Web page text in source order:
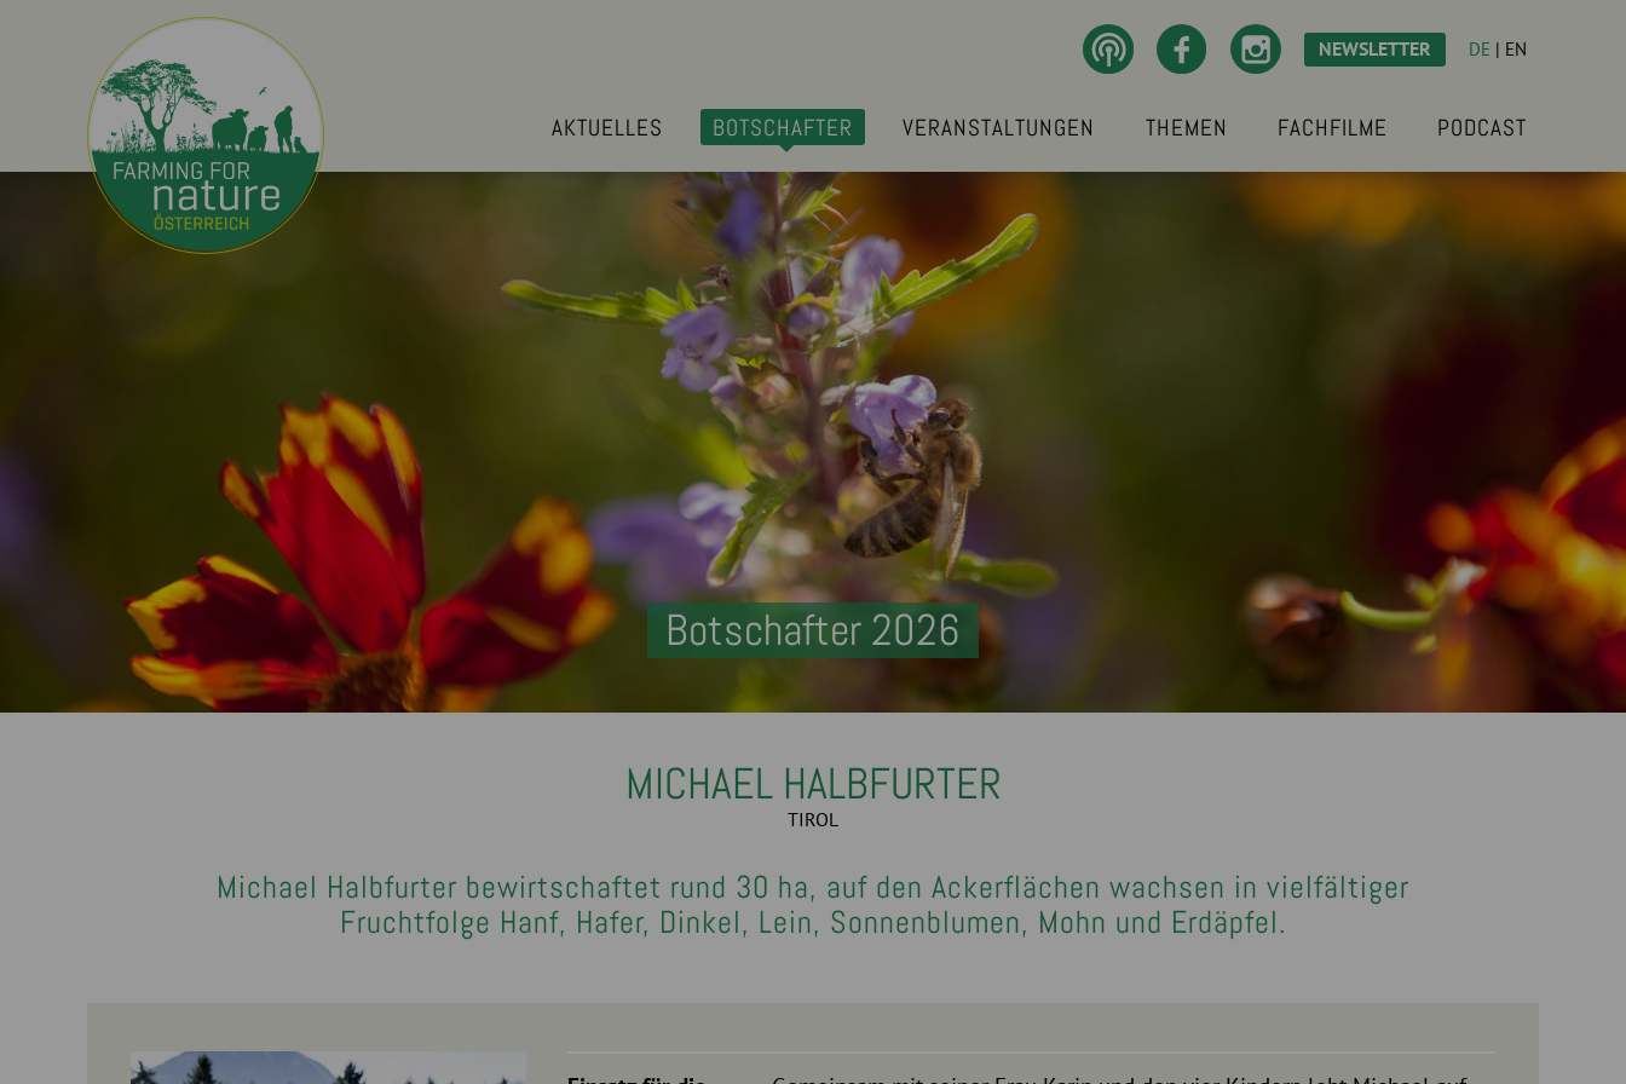
NEWSLETTER DE | EN
AKTUELLES BOTSCHAFTER VERANSTALTUNGEN THEMEN FACHFILME PODCAST
Botschafter 2026
MICHAEL HALBFURTER
TIROL
Michael Halbfurter bewirtschaftet rund 30 ha, auf den Ackerflächen wachsen in vielfältiger
Fruchtfolge Hanf, Hafer, Dinkel, Lein, Sonnenblumen, Mohn und Erdäpfel.